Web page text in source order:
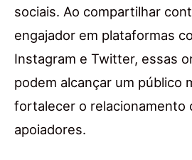
sociais. Ao compartilhar
engajador em plataformas
Instagram e Twitter, essas
podem alcançar um público
fortalecer o relacionamento
apoiadores.